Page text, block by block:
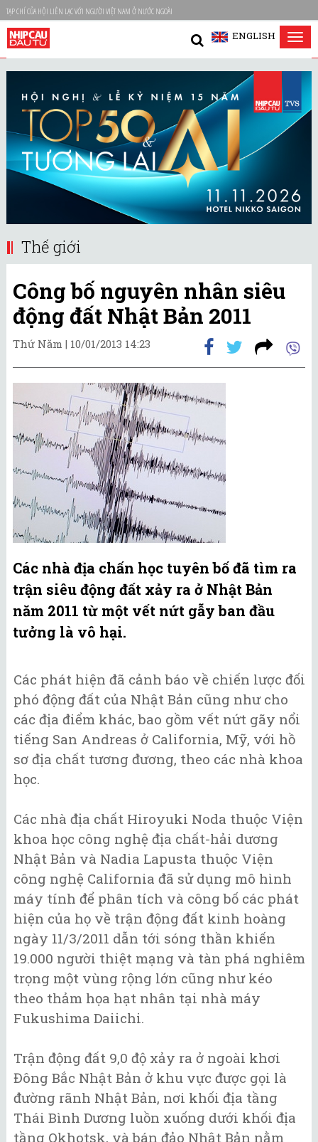
TẠP CHÍ CỦA HỘI LIÊN LẠC VỚI NGƯỜI VIỆT NAM Ở NƯỚC NGOÀI
ENGLISH
Thế giới
Công bố nguyên nhân siêu
động đất Nhật Bản 2011
Thứ Năm | 10/01/2013 14:23
Các nhà địa chấn học tuyên bố đã tìm ra
trận siêu động đất xảy ra ở Nhật Bản
năm 2011 từ một vết nứt gẫy ban đầu
tưởng là vô hại.
Các phát hiện đã cảnh báo về chiến lược đối
phó động đất của Nhật Bản cũng như cho
các địa điểm khác, bao gồm vết nứt gãy nổi
tiếng San Andreas ở California, Mỹ, với hồ
sơ địa chất tương đương, theo các nhà khoa
học.
Các nhà địa chất Hiroyuki Noda thuộc Viện
khoa học công nghệ địa chất-hải dương
Nhật Bản và Nadia Lapusta thuộc Viện
công nghệ California đã sử dụng mô hình
máy tính để phân tích và công bố các phát
hiện của họ về trận động đất kinh hoàng
ngày 11/3/2011 dẫn tới sóng thần khiến
19.000 người thiệt mạng và tàn phá nghiêm
trọng một vùng rộng lớn cũng như kéo
theo thảm họa hạt nhân tại nhà máy
Fukushima Daiichi.
Trận động đất 9,0 độ xảy ra ở ngoài khơi
Đông Bắc Nhật Bản ở khu vực được gọi là
đường rãnh Nhật Bản, nơi khối địa tầng
Thái Bình Dương luồn xuống dưới khối địa
tầng Okhotsk, và bán đảo Nhật Bản nằm